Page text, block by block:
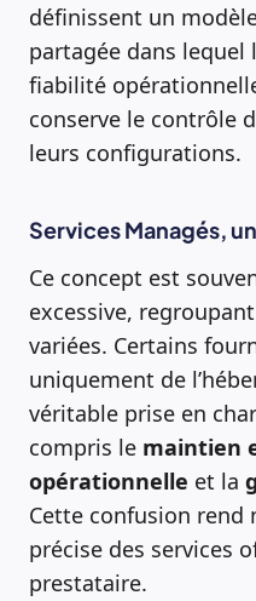
définissent un
partagée dans
fiabilité
conserve le contrôle
leurs configurations.
Services Managés,
Ce concept est
excessive,
variées. Certains
uniquement de
véritable prise en
compris le maintien
opérationnelle et la
Cette confusion rend
précise des services
prestataire.